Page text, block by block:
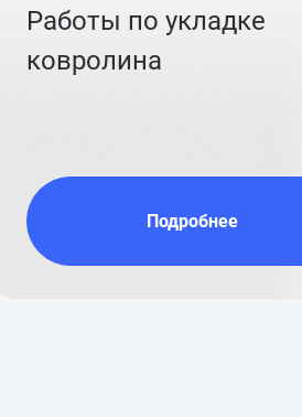
Работы по укладке
ковролина
Подробнее